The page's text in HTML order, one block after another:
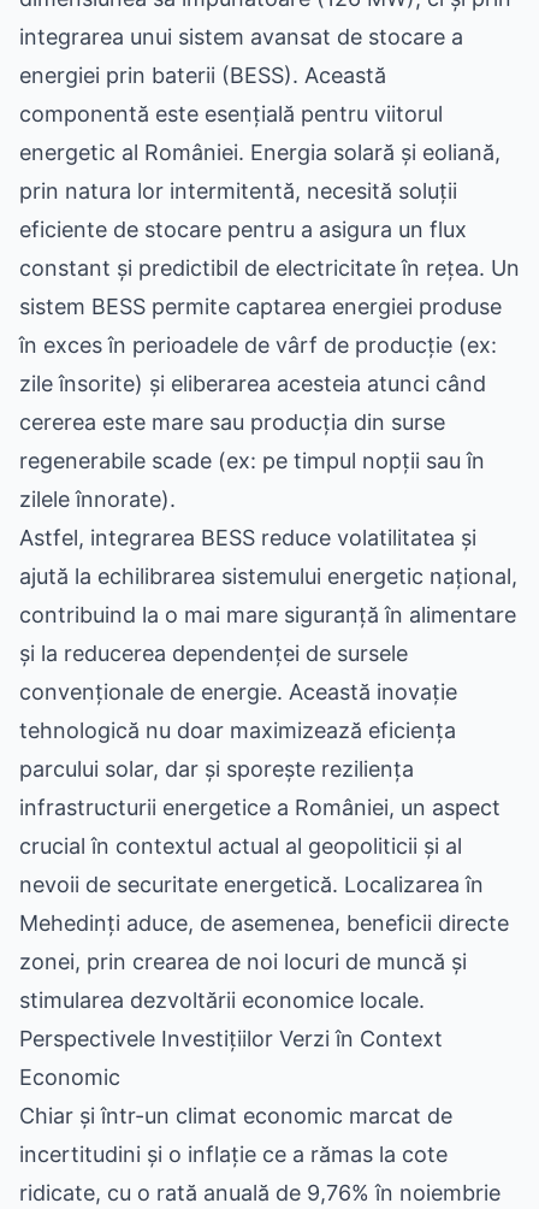
integrarea unui sistem avansat de stocare a
energiei prin baterii (BESS). Această
componentă este esențială pentru viitorul
energetic al României. Energia solară și eoliană,
prin natura lor intermitentă, necesită soluții
eficiente de stocare pentru a asigura un flux
constant și predictibil de electricitate în rețea. Un
sistem BESS permite captarea energiei produse
în exces în perioadele de vârf de producție (ex:
zile însorite) și eliberarea acesteia atunci când
cererea este mare sau producția din surse
regenerabile scade (ex: pe timpul nopții sau în
zilele înnorate).
Astfel, integrarea BESS reduce volatilitatea și
ajută la echilibrarea sistemului energetic național,
contribuind la o mai mare siguranță în alimentare
și la reducerea dependenței de sursele
convenționale de energie. Această inovație
tehnologică nu doar maximizează eficiența
parcului solar, dar și sporește reziliența
infrastructurii energetice a României, un aspect
crucial în contextul actual al geopoliticii și al
nevoii de securitate energetică. Localizarea în
Mehedinți aduce, de asemenea, beneficii directe
zonei, prin crearea de noi locuri de muncă și
stimularea dezvoltării economice locale.
Perspectivele Investițiilor Verzi în Context
Economic
Chiar și într-un climat economic marcat de
incertitudini și o inflație ce a rămas la cote
ridicate, cu o rată anuală de 9,76% în noiembrie